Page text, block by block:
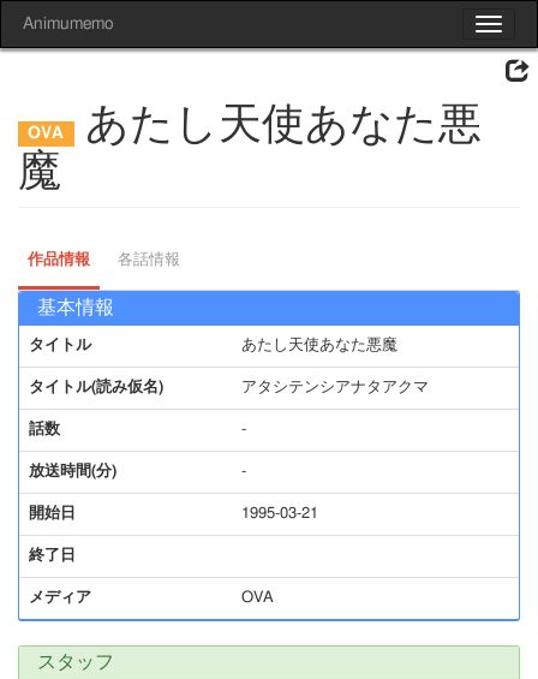
Toggle
Animumemo
あたし天使あなた悪
魔
作品情報 各話情報
基本情報
タイトル あたし天使あなた悪魔
タイトル(読み仮名) アタシテンシアナタアクマ
話数 -
放送時間(分) -
開始日 1995-03-21
終了日
メディア OVA
スタッフ